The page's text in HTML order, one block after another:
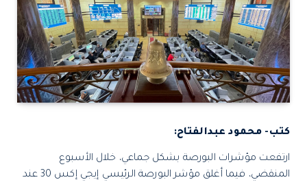
كتب- محمود عبدالفتاح:
ارتفعت مؤشرات البورصة بشكل جماعي، خلال الأسبوع
المنقضي، فيما أغلق مؤشر البورصة الرئيسي إيجي إكس 30 عند